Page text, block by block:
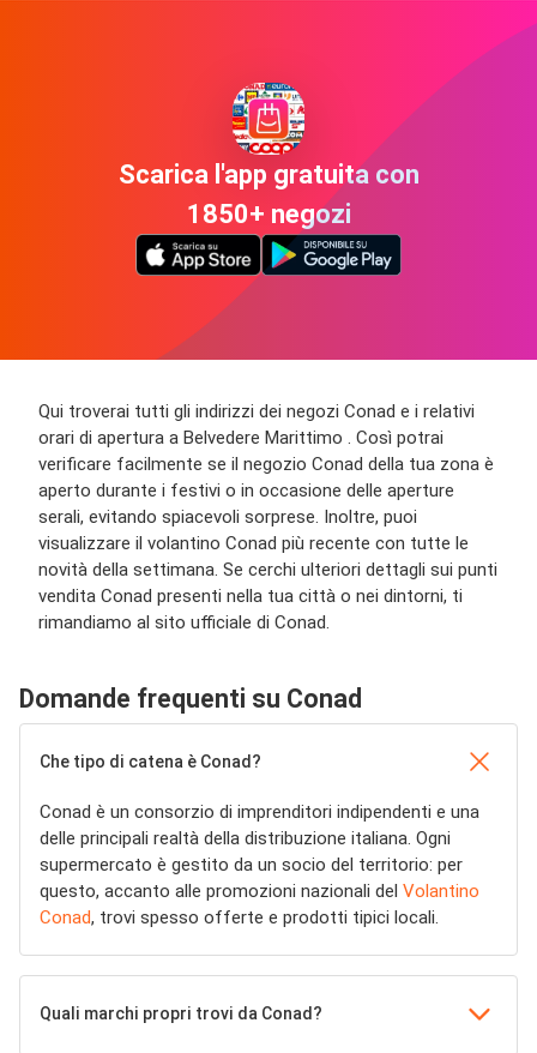
Scarica l'app gratuita con
1850+ negozi
Qui troverai tutti gli indirizzi dei negozi Conad e i relativi
orari di apertura a Belvedere Marittimo . Così potrai
verificare facilmente se il negozio Conad della tua zona è
aperto durante i festivi o in occasione delle aperture
serali, evitando spiacevoli sorprese. Inoltre, puoi
visualizzare il volantino Conad più recente con tutte le
novità della settimana. Se cerchi ulteriori dettagli sui punti
vendita Conad presenti nella tua città o nei dintorni, ti
rimandiamo al sito ufficiale di Conad.
Domande frequenti su Conad
Che tipo di catena è Conad?
Conad è un consorzio di imprenditori indipendenti e una
delle principali realtà della distribuzione italiana. Ogni
supermercato è gestito da un socio del territorio: per
questo, accanto alle promozioni nazionali del Volantino
Conad, trovi spesso offerte e prodotti tipici locali.
Quali marchi propri trovi da Conad?